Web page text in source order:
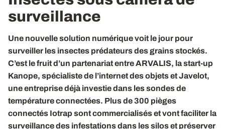
surveillance
Une nouvelle solution numérique voit le jour pour
surveiller les insectes prédateurs des grains stockés.
C’est le fruit d’un partenariat entre ARVALIS, la start-up
Kanope, spécialiste de l’internet des objets et Javelot,
une entreprise déjà investie dans les sondes de
température connectées. Plus de 300 pièges
connectés Iotrap sont commercialisés et vont faciliter la
surveillance des infestations dans les silos et préserver